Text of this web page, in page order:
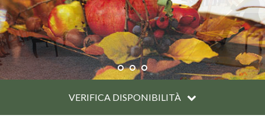
VERIFICA DISPONIBILITÀ